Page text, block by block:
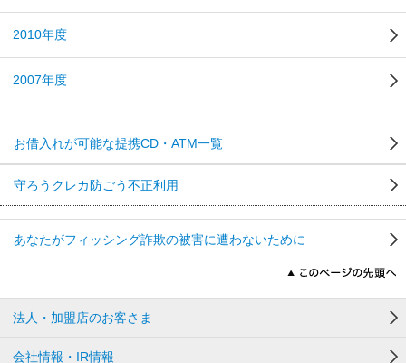
2010年度
2007年度
お借入れが可能な提携CD・ATM一覧
守ろうクレカ防ごう不正利用
あなたがフィッシング詐欺の被害に遭わないために
法人・加盟店のお客さま
会社情報・IR情報